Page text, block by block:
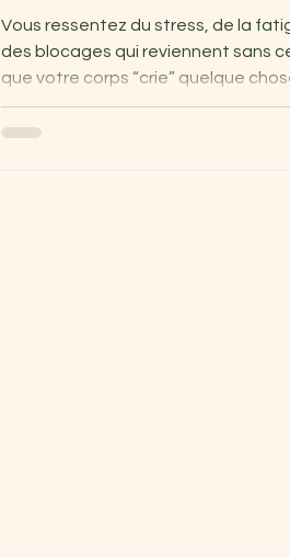
Vous ressentez du stress, de la
des blocages qui reviennent sans
que votre corps “crie” quelque
comprenez pas toujours ? La
approche douce qui permet